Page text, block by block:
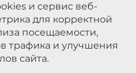
и сервис веб-
для корректной
посещаемости,
трафика и улучшения
сайта.